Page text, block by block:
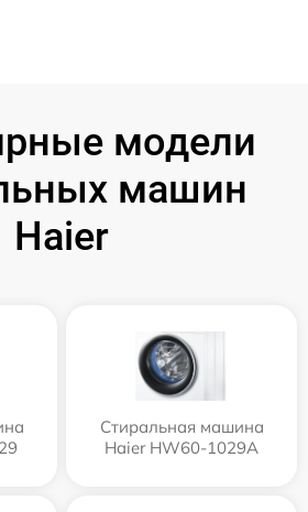
модели
машин
Haier
Стиральная машина
Haier HW60-1029A